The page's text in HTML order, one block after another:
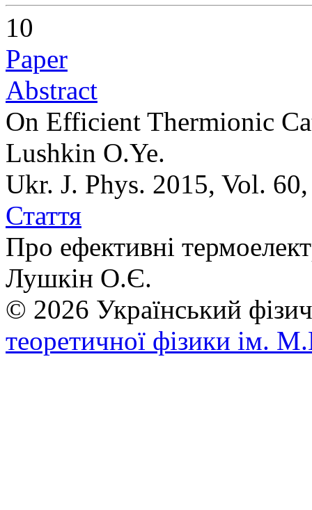
10
Paper
Abstract
On Efficient Thermionic
Lushkin O.Ye.
Ukr. J. Phys. 2015, Vol.
Стаття
Про ефективні
Лушкін O.Є.
© 2026 Український
теоретичної фізики ім.